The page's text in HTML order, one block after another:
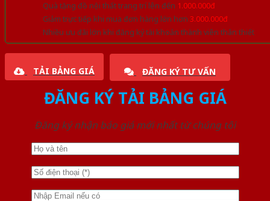
Quà tặng đồ nội thất trang trí lên đến 1.000.000đ
Giảm trực tiếp khi mua đơn hàng lớn hơn 3.000.000đ
Nhiều ưu đãi lớn khi đăng ký tài khoản thành viên thân thiết
TẢI BẢNG GIÁ ĐĂNG KÝ TƯ VẤN
ĐĂNG KÝ TẢI BẢNG GIÁ
Đăng ký nhận báo giá mới nhất từ chúng tôi